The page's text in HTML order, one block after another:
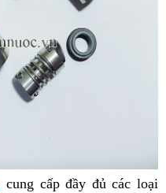
cung cấp đầy đủ các loại